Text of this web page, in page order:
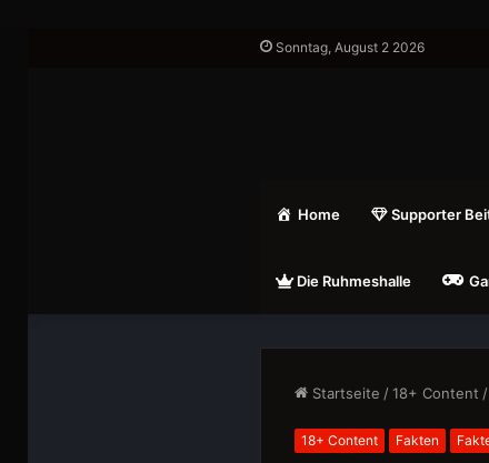
Sonntag, August 2 2026
Home Supporter
Die Ruhmeshalle
Startseite /18+ Content /
18+ Content Fakten